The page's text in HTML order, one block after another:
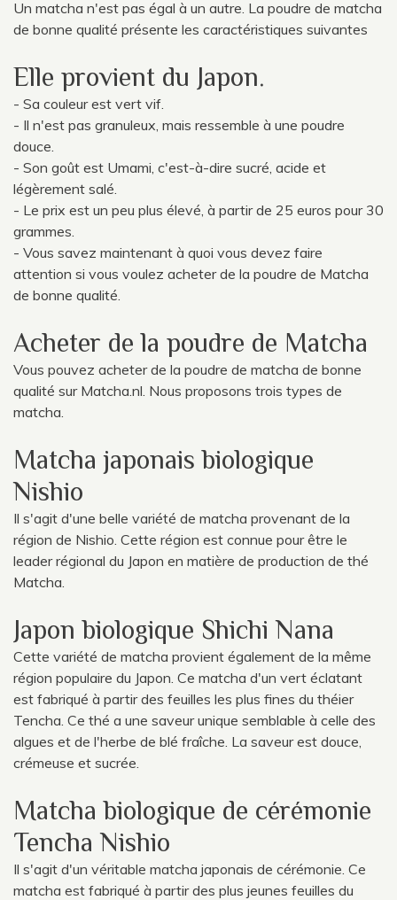
Un matcha n'est pas égal à un autre. La poudre de matcha
de bonne qualité présente les caractéristiques suivantes
Elle provient du Japon.
- Sa couleur est vert vif.
- Il n'est pas granuleux, mais ressemble à une poudre
douce.
- Son goût est Umami, c'est-à-dire sucré, acide et
légèrement salé.
- Le prix est un peu plus élevé, à partir de 25 euros pour 30
grammes.
- Vous savez maintenant à quoi vous devez faire
attention si vous voulez acheter de la poudre de Matcha
de bonne qualité.
Acheter de la poudre de Matcha
Vous pouvez acheter de la poudre de matcha de bonne
qualité sur Matcha.nl. Nous proposons trois types de
matcha.
Matcha japonais biologique
Nishio
Il s'agit d'une belle variété de matcha provenant de la
région de Nishio. Cette région est connue pour être le
leader régional du Japon en matière de production de thé
Matcha.
Japon biologique Shichi Nana
Cette variété de matcha provient également de la même
région populaire du Japon. Ce matcha d'un vert éclatant
est fabriqué à partir des feuilles les plus fines du théier
Tencha. Ce thé a une saveur unique semblable à celle des
algues et de l'herbe de blé fraîche. La saveur est douce,
crémeuse et sucrée.
Matcha biologique de cérémonie
Tencha Nishio
Il s'agit d'un véritable matcha japonais de cérémonie. Ce
matcha est fabriqué à partir des plus jeunes feuilles du